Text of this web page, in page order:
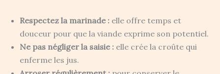
Respectez la marinade : elle offre temps et
douceur pour que la viande exprime son potentiel.
Ne pas négliger la saisie : elle crée la croûte qui
enferme les jus.